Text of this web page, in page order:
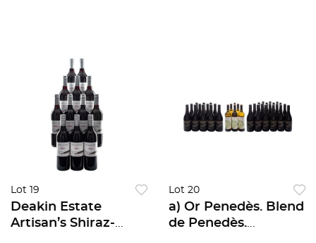
Lot 19
Deakin Estate
Artisan’s Shiraz-
Lot 20
a) Or Penedès. Blend
de Penedès.